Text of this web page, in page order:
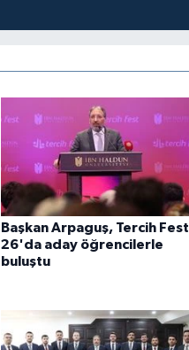
Başkan Arpaguş, Tercih Fest
26'da aday öğrencilerle
buluştu